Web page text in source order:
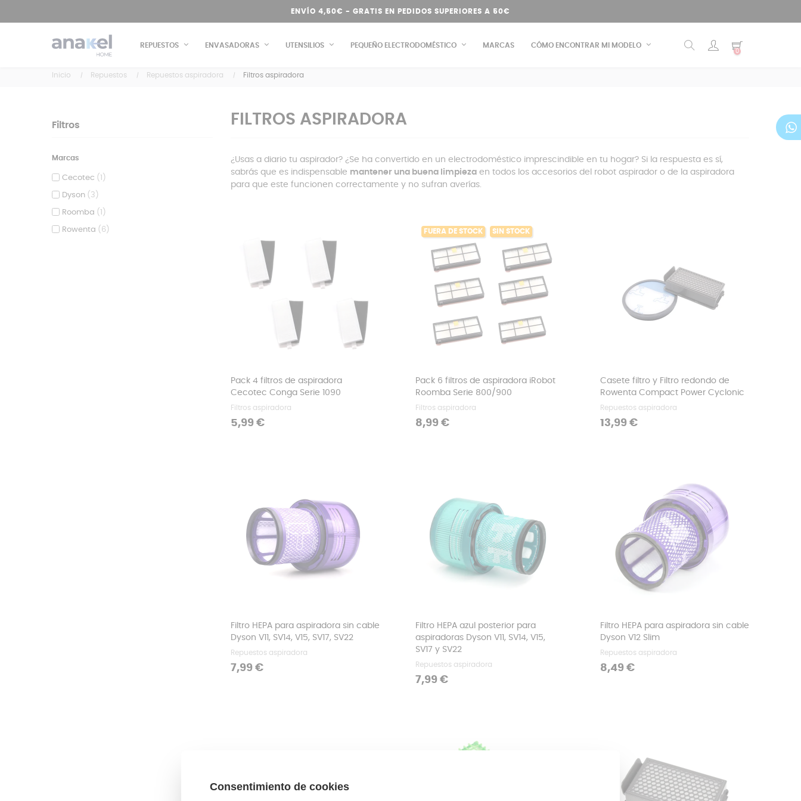
ENVÍO 4,50€ - GRATIS EN PEDIDOS SUPERIORES A 50€
REPUESTOS ENVASADORAS UTENSILIOS PEQUEÑO ELECTRODOMÉSTICO MARCAS CÓMO ENCONTRAR MI MODELO
0
Inicio Repuestos Repuestos aspiradora Filtros aspiradora
Filtros
Marcas
Cecotec (1)
Dyson (3)
Roomba (1)
Rowenta (6)
FILTROS ASPIRADORA
¿Usas a diario tu aspirador? ¿Se ha convertido en un electrodoméstico imprescindible en tu hogar? Si la respuesta es sí,
sabrás que es indispensable mantener una buena limpieza en todos los accesorios del robot aspirador o de la aspiradora
para que este funcionen correctamente y no sufran averías.
Pack 4 filtros de aspiradora
Cecotec Conga Serie 1090
Filtros aspiradora
Precio
5,99 €
FUERA DE STOCK SIN STOCK
Pack 6 filtros de aspiradora iRobot
Roomba Serie 800/900
Filtros aspiradora
Precio
8,99 €
Casete filtro y Filtro redondo de
Rowenta Compact Power Cyclonic
Repuestos aspiradora
Precio
13,99 €
Filtro HEPA para aspiradora sin cable
Dyson V11, SV14, V15, SV17, SV22
Repuestos aspiradora
Precio
7,99 €
Filtro HEPA azul posterior para
aspiradoras Dyson V11, SV14, V15,
SV17 y SV22
Repuestos aspiradora
Precio
7,99 €
Filtro HEPA para aspiradora sin cable
Dyson V12 Slim
Repuestos aspiradora
Precio
8,49 €